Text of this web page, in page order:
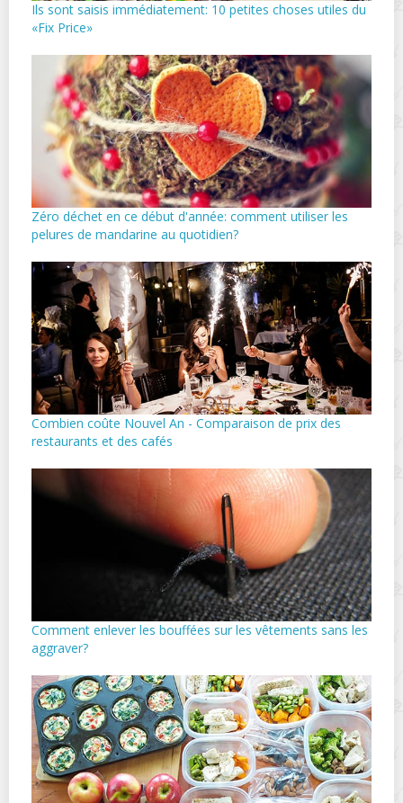
Ils sont saisis immédiatement: 10 petites choses utiles du
«Fix Price»
Zéro déchet en ce début d'année: comment utiliser les
pelures de mandarine au quotidien?
Combien coûte Nouvel An - Comparaison de prix des
restaurants et des cafés
Comment enlever les bouffées sur les vêtements sans les
aggraver?